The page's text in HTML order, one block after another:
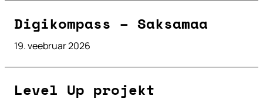
Digikompass – Saksamaa
19. veebruar 2026
Level Up projekt